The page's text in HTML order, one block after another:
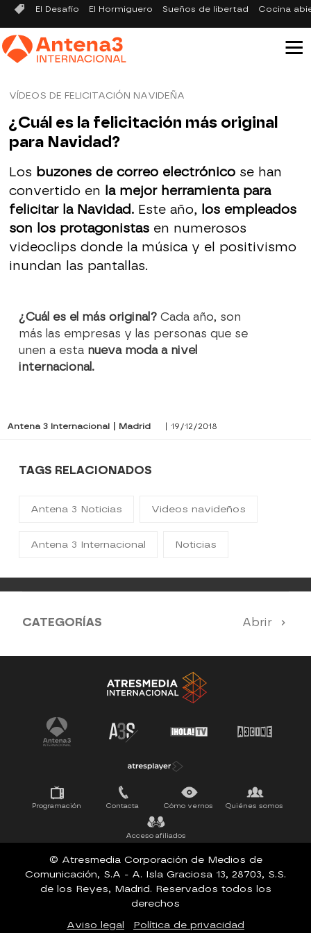
El Desafío El Hormiguero Sueños de libertad Cocina
VÍDEOS DE FELICITACIÓN NAVIDEÑA
¿Cuál es la felicitación más original
para Navidad?
Los buzones de correo electrónico se han
convertido en la mejor herramienta para
felicitar la Navidad.Este año, los empleados
son los protagonistasen numerosos
videoclips donde la música y el positivismo
inundan las pantallas.
¿Cuál es el más original? Cada año, son
más las empresas y las personas que se
unen a esta nueva moda a nivel
internacional.
Antena 3 Internacional | Madrid | 19/12/2018
TAGS RELACIONADOS
Antena 3 Noticias Videos navideños
Antena 3 Internacional Noticias
CATEGORÍAS Abrir
Antena 3 Noticias El Hormiguero
Tu cara me suena Pasapalabra
Programación Contacta Cómo vernos Quiénes somos
Acceso afiliados
© Atresmedia Corporación de Medios de
Comunicación, S.A - A. Isla Graciosa 13, 28703, S.S.
de los Reyes, Madrid. Reservados todos los
derechos
Aviso legal
Política de privacidad